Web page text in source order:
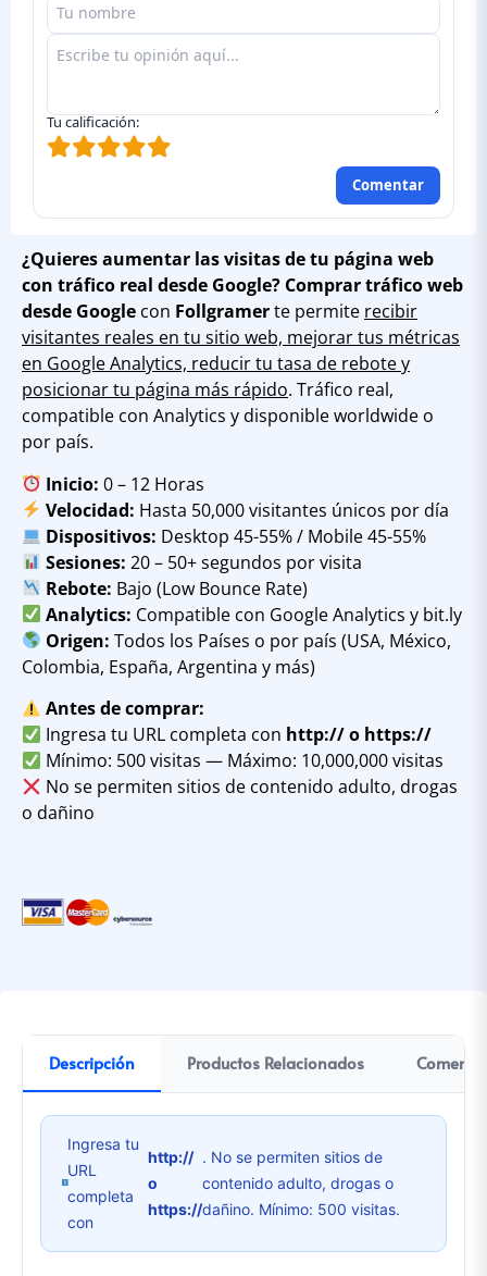
¿Quieres aumentar las visitas de tu página web
con tráfico real desde Google? Comprar tráfico web
desde Google con Follgramerte permite recibir
visitantes reales en tu sitio web, mejorar tus métricas
en Google Analytics, reducir tu tasa de rebote y
posicionar tu página más rápido. Tráfico real,
compatible con Analytics y disponible worldwide o
por país.
Inicio: 0 – 12 Horas
Velocidad: Hasta 50,000 visitantes únicos por día
Dispositivos: Desktop 45-55% / Mobile 45-55%
Sesiones: 20 – 50+ segundos por visita
Rebote: Bajo (Low Bounce Rate)
Analytics: Compatible con Google Analytics y bit.ly
Origen: Todos los Países o por país (USA, México,
Colombia, España, Argentina y más)
Antes de comprar:
Ingresa tu URL completa con http:// o https://
Mínimo: 500 visitas — Máximo: 10,000,000 visitas
No se permiten sitios de contenido adulto, drogas
o dañino
Tu calificación:
Comentar
Descripción Productos Relacionados
Ingresa tu
URL
completa
con
http://
o
https://
. No se permiten sitios de
contenido adulto, drogas o
dañino. Mínimo: 500 visitas.